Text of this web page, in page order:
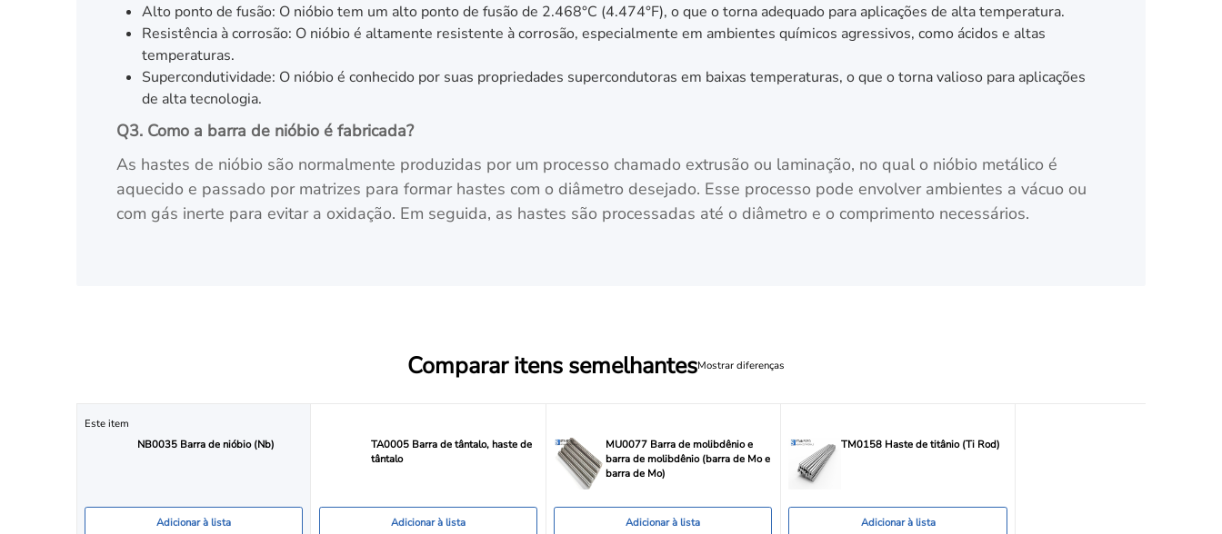
Alto ponto de fusão: O nióbio tem um alto ponto de fusão de 2.468°C (4.474°F), o que o torna adequado para aplicações de alta temperatura.
Resistência à corrosão: O nióbio é altamente resistente à corrosão, especialmente em ambientes químicos agressivos, como ácidos e altas
temperaturas.
Supercondutividade: O nióbio é conhecido por suas propriedades supercondutoras em baixas temperaturas, o que o torna valioso para aplicações
de alta tecnologia.
Q3. Como a barra de nióbio é fabricada?
As hastes de nióbio são normalmente produzidas por um processo chamado extrusão ou laminação, no qual o nióbio metálico é
aquecido e passado por matrizes para formar hastes com o diâmetro desejado. Esse processo pode envolver ambientes a vácuo ou
com gás inerte para evitar a oxidação. Em seguida, as hastes são processadas até o diâmetro e o comprimento necessários.
Comparar itens semelhantesMostrar diferenças
Este item
NB0035 Barra de nióbio (Nb)
Adicionar à lista
TA0005 Barra de tântalo, haste de
tântalo
Adicionar à lista
MU0077 Barra de molibdênio e
barra de molibdênio (barra de Mo e
barra de Mo)
Adicionar à lista
TM0158 Haste de titânio (Ti Rod)
Adicionar à lista